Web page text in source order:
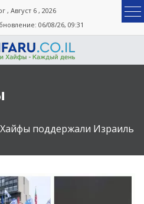
, Август 6 , 2026
06/08/26, 09:31
поддержали Израиль